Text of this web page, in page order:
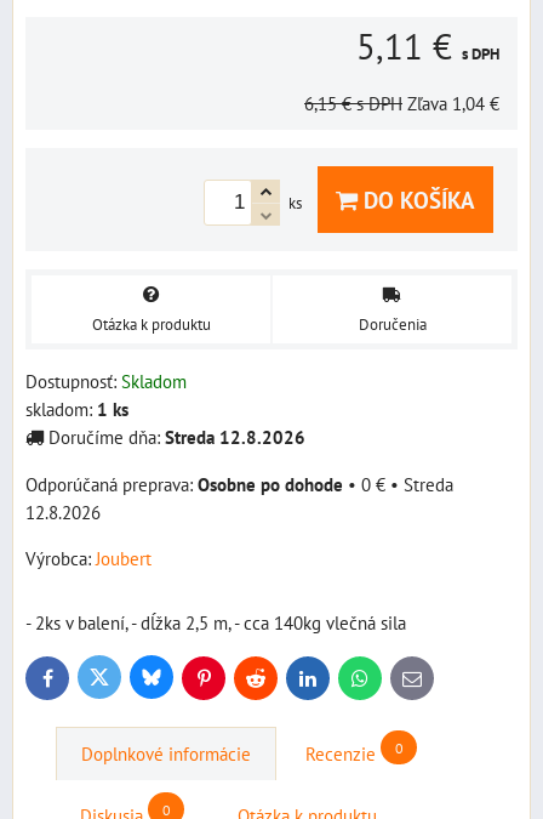
5,11 € s DPH
6,15 € s DPH Zľava 1,04 €
ks DO KOŠÍKA
Otázka k produktu Doručenia
Dostupnosť: Skladom
skladom: 1 ks
Doručíme dňa: Streda 12.8.2026
Osobne po dohode • 0 € • Streda
12.8.2026
Výrobca: Joubert
- 2ks v balení, - dĺžka 2,5 m, - cca 140kg vlečná sila
FacebookTwitter BlueskyPinterestReddit LinkedInWhatsApp
E-
mail
Doplnkové informácie Recenzie 0
0